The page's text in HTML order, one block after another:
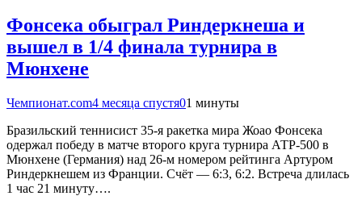
Фонсека обыграл Риндеркнеша и
вышел в 1/4 финала турнира в
Мюнхене
Чемпионат.com4 месяца спустя01 минуты
Бразильский теннисист 35-я ракетка мира Жоао Фонсека
одержал победу в матче второго круга турнира АТР-500 в
Мюнхене (Германия) над 26-м номером рейтинга Артуром
Риндеркнешем из Франции. Счёт — 6:3, 6:2. Встреча длилась
1 час 21 минуту….